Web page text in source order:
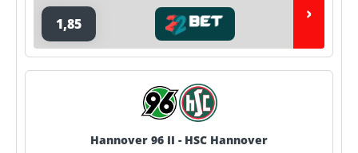
1,85 ›
Hannover 96 II - HSC Hannover